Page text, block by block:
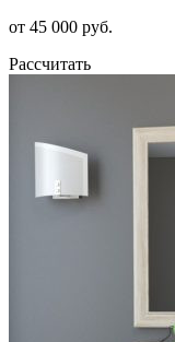
от 45 000 руб.
Рассчитать